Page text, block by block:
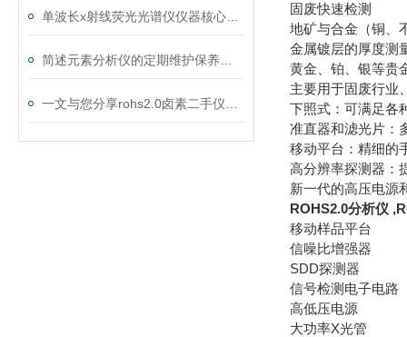
固废快速检测
地矿与合金（铜、
金属镀层的厚度测
黄金、铂、银等贵
主要用于固废行业
下照式：可满足各
准直器和滤光片：
移动平台：精细的
高分辨率探测器：
新一代的高压电源
ROHS2.0分析仪
移动样品平台
信噪比增强器
SDD探测器
信号检测电子电路
高低压电源
大功率X光管